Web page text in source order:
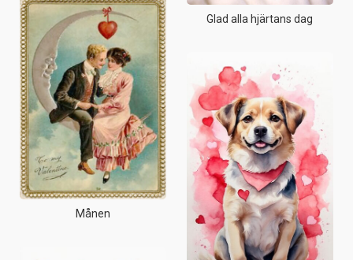
Månen
Glad alla hjärtans dag